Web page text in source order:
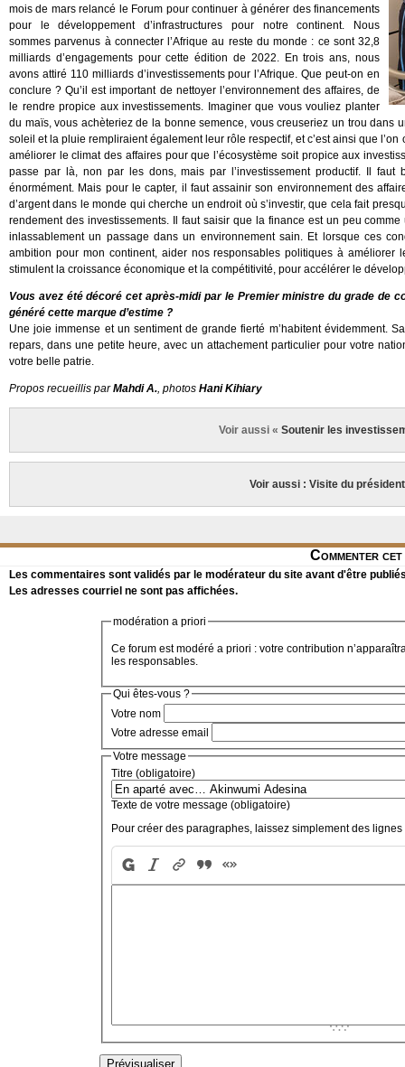
mois de mars relancé le Forum pour continuer à générer des financements
pour le développement d’infrastructures pour notre continent. Nous
sommes parvenus à connecter l’Afrique au reste du monde : ce sont 32,8
milliards d’engagements pour cette édition de 2022. En trois ans, nous
avons attiré 110 milliards d’investissements pour l’Afrique. Que peut-on en
conclure ? Qu’il est important de nettoyer l’environnement des affaires, de
le rendre propice aux investissements. Imaginer que vous vouliez planter
du maïs, vous achèteriez de la bonne semence, vous creuseriez un trou
soleil et la pluie rempliraient également leur rôle respectif, et c’est ainsi que
améliorer le climat des affaires pour que l’écosystème soit propice aux
passe par là, non par les dons, mais par l’investissement productif. Il
énormément. Mais pour le capter, il faut assainir son environnement des
d’argent dans le monde qui cherche un endroit où s’investir, que cela fait
rendement des investissements. Il faut saisir que la finance est un peu
inlassablement un passage dans un environnement sain. Et lorsque ces
ambition pour mon continent, aider nos responsables politiques à
stimulent la croissance économique et la compétitivité, pour accélérer le
Vous avez été décoré cet après-midi par le Premier ministre du grade de
généré cette marque d’estime ?
Une joie immense et un sentiment de grande fierté m’habitent évidemment.
repars, dans une petite heure, avec un attachement particulier pour votre
votre belle patrie.
Propos recueillis parMahdi A., photos Hani Kihiary
Voir aussi « Soutenir les
Voir aussi : Visite du
Commenter
Les commentaires sont validés par le modérateur du site avant d'être
Les adresses courriel ne sont pas affichées.
modération a priori
Ce forum est modéré a priori : votre contribution
les responsables.
Qui êtes-vous ?
Votre nom
Votre adresse email
Votre message
Titre (obligatoire)
Texte de votre message (obligatoire)
Pour créer des paragraphes, laissez simplement des lignes